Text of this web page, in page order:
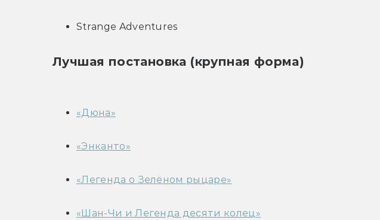
Strange Adventures
Лучшая постановка (крупная форма)
«Дюна»
«Энканто»
«Легенда о Зелёном рыцаре»
«Шан-Чи и Легенда десяти колец»